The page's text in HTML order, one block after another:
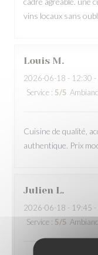
vins locaux sans
Louis M
2026-06-18 - 12:30 -
Service : 5/5
Cuisine de qualité,
authentique. Prix
Julien L
2026-06-18 - 19:45 -
Service : 5/5